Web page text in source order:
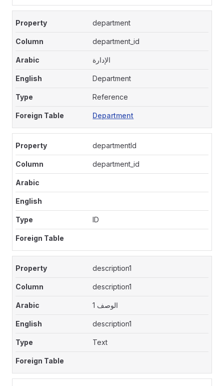
department
department_id
الإدارة
Department
Reference
Department
departmentId
department_id
ID
description1
description1
الوصف 1
description1
Text